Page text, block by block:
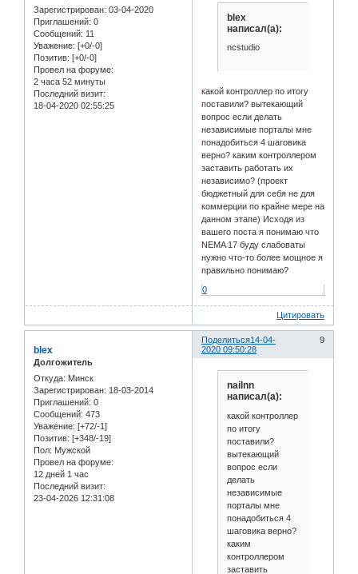
Зарегистрирован: 03-04-2020
Приглашений: 0
Сообщений: 11
Уважение: [+0/-0]
Позитив: [+0/-0]
Провел на форуме:
2 часа 52 минуты
Последний визит:
18-04-2020 02:55:25
blex
написал(а):
ncstudio
какой контроллер по итогу
поставили? вытекающий
вопрос если делать
независимые порталы мне
понадобиться 4 шаговика
верно? каким контроллером
заставить работать их
независимо? (проект
бюджетный для себя не для
коммерции по крайне мере на
данном этапе) Исходя из
вашего поста я понимаю что
NEMA 17 буду слабоваты
нужно что-то более мощное я
правильно понимаю?
0
Цитировать
Поделиться 9
14-04-
2020 09:50:28
blex
Долгожитель
Откуда: Минск
Зарегистрирован: 18-03-2014
Приглашений: 0
Сообщений: 473
Уважение: [+72/-1]
Позитив: [+348/-19]
Пол: Мужской
Провел на форуме:
12 дней 1 час
Последний визит:
23-04-2026 12:31:08
nailnn
написал(а):
какой контроллер
по итогу
поставили?
вытекающий
вопрос если
делать
независимые
порталы мне
понадобиться 4
шаговика верно?
каким
контроллером
заставить